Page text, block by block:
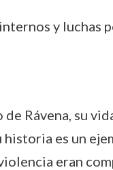
y luchas
Rávena, su
es un
eran